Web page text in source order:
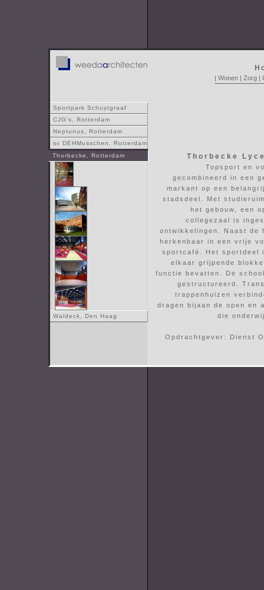
| Wonen | Zorg |
Sportpark Schuytgraaf
CJG's, Rotterdam
Neptunus, Rotterdam
sv DEHMusschen, Rotterdam
Thorbecke, Rotterdam
Waldeck, Den Haag
Thorbecke
Topsport en
gecombineerd in een
markant op een
stadsdeel. Met
het gebouw, een
collegezaal is
ontwikkelingen. Naast de
herkenbaar in een vrije
sportcafé. Het sportdeel
elkaar grijpende
functie bevatten. De
gestructureerd.
trappenhuizen
dragen bijaan de open en
die
Opdrachtgever: Dienst